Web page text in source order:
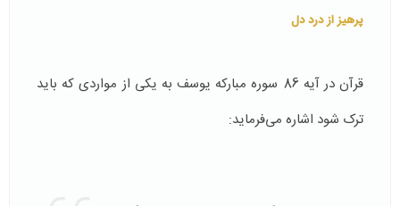
پرهیز از درد دل
قرآن در آیه 86 سوره مبارکه یوسف به یکی از مواردی که باید
ترک شود اشاره می‌فرماید: